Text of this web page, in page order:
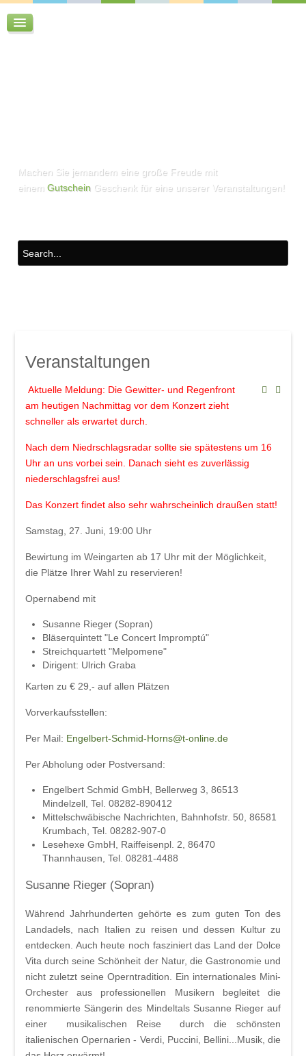
Machen Sie jemandem eine große Freude mit
einemGutschein Geschenk für eine unserer Veranstaltungen!
Galerien
Eröffnungskonzert 08
Weinschwätzle
im Mindelsaal
Herbstverkostung der DON ÁNGEL
Werkstattkonzert, Mindelzeller Horntage
Heinrich del Core: Jetzt knommts
Rotkäppchen und der arme Wolf -
Münchner Theater für Kinder
Blech & Co. 2026
Joy of Voice - The Greatest Hits
Michl Müller "Limbo of Life"
Herbstverkostung der Don Angel Weine
VERANSTALTUNGS ÜBERSICHT
Buchung
Kontakt
Veranstaltungen
Aktuelle Meldung: Die Gewitter- und Regenfront
am heutigen Nachmittag vor dem Konzert zieht
schneller als erwartet durch.
Nach dem Niedrschlagsradar sollte sie spätestens um 16
Uhr an uns vorbei sein. Danach sieht es zuverlässig
niederschlagsfrei aus!
Das Konzert findet also sehr wahrscheinlich draußen statt!
Samstag, 27. Juni, 19:00 Uhr
Bewirtung im Weingarten ab 17 Uhr mit der Möglichkeit,
die Plätze Ihrer Wahl zu reservieren!
Opernabend mit
Susanne Rieger (Sopran)
Bläserquintett "Le Concert Impromptú"
Streichquartett "Melpomene"
Dirigent: Ulrich Graba
Karten zu € 29,- auf allen Plätzen
Vorverkaufsstellen:
Per Mail: Engelbert-Schmid-Horns@t-online.de
Per Abholung oder Postversand:
Engelbert Schmid GmbH, Bellerweg 3, 86513
Mindelzell, Tel. 08282-890412
Mittelschwäbische Nachrichten, Bahnhofstr. 50, 86581
Krumbach, Tel. 08282-907-0
Lesehexe GmbH, Raiffeisenpl. 2, 86470
Thannhausen, Tel. 08281-4488
Susanne Rieger (Sopran)
Während Jahrhunderten gehörte es zum guten Ton des
Landadels, nach Italien zu reisen und dessen Kultur zu
entdecken. Auch heute noch fasziniert das Land der Dolce
Vita durch seine Schönheit der Natur, die Gastronomie und
nicht zuletzt seine Operntradition. Ein internationales Mini-
Orchester aus professionellen Musikern begleitet die
renommierte Sängerin des Mindeltals Susanne Rieger auf
einer musikalischen Reise durch die schönsten
italienischen Opernarien - Verdi, Puccini, Bellini...Musik, die